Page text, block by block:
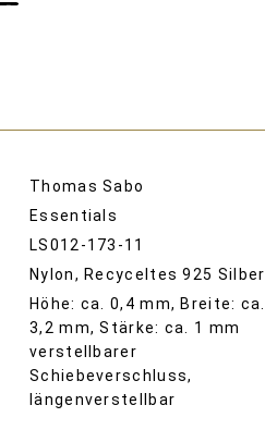
Thomas Sabo
Essentials
LS012-173-11
Nylon, Recyceltes 925 Silber
Höhe: ca. 0,4 mm, Breite: ca.
3,2 mm, Stärke: ca. 1 mm
verstellbarer
Schiebeverschluss,
längenverstellbar